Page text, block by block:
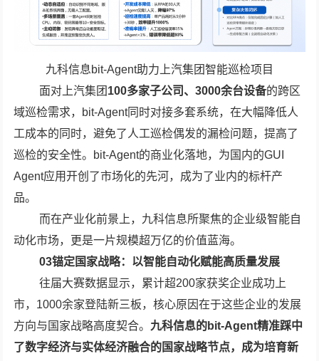
九科信息bit-Agent助力上汽集团智能巡检项目
面对上汽集团 100多家子公司、3000余台设备的跨区
域巡检需求，bit-Agent同时对接多套系统，在大幅降低人
工成本的同时，避免了人工巡检偶发的漏检问题，提高了
巡检的安全性。bit-Agent的商业化落地，为国内的GUI
Agent应用开创了市场化的先河，成为了业内的标杆产
品。
而在产业化前景上，九科信息所聚焦的企业级智能自
动化市场，更是一片规模超万亿的价值蓝海。
03锚定国家战略：以智能自动化赋能高质量发展
往届大赛数据显示，累计超200家获奖企业成功上
市，1000余家登陆新三板，核心原因在于这些企业的发展
方向与国家战略高度契合。 九科信息的bit-Agent精准踩中
了数字经济与实体经济融合的国家战略节点，成为培育新